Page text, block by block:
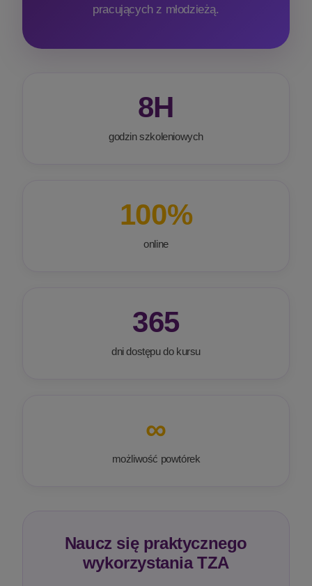
pracujących z młodzieżą.
8H
godzin szkoleniowych
100%
online
365
dni dostępu do kursu
∞
możliwość powtórek
Naucz się praktycznego
wykorzystania TZA